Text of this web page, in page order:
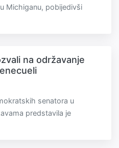
Michiganu, pobijedivši
na održavanje
senatora u
predstavila je